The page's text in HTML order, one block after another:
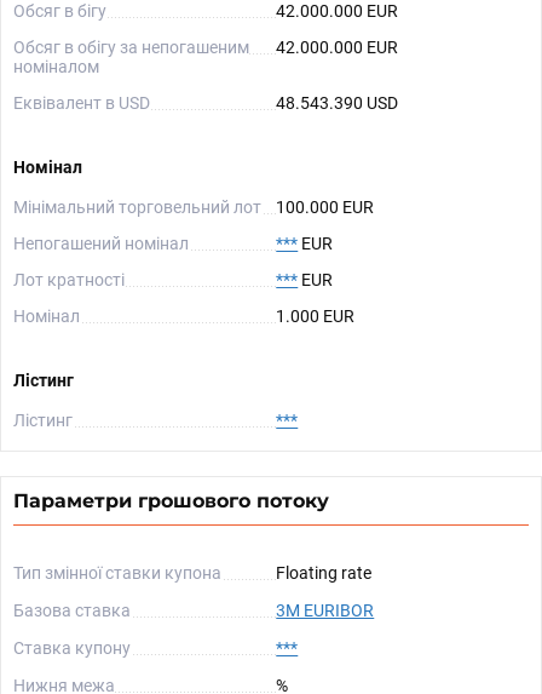
Обсяг в бігу
42.000.000 EUR
Обсяг в обігу за непогашеним
номіналом
42.000.000 EUR
Еквівалент в USD 48.543.390 USD
Номінал
Мінімальний торговельний лот
100.000 EUR
Непогашений номінал
*** EUR
Лот кратності
*** EUR
Номінал
1.000 EUR
Лістинг
Лістинг ***
Параметри грошового потоку
Тип змінної ставки купона
Floating rate
Базова ставка
3M EURIBOR
Ставка купону
***
Нижня межа
%